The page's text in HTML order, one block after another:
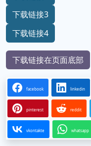
下载链接3
下载链接4
下载链接在页面底部
facebook linkedin
pinterest reddit
vkontakte whatsapp